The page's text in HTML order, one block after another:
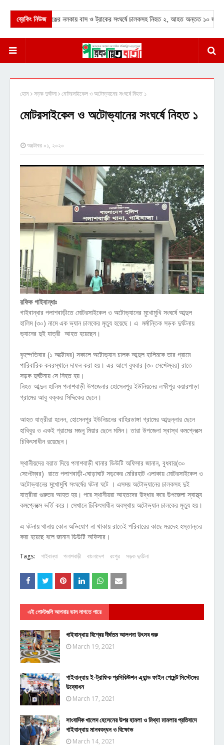
ব্রেকিং নিউজ
★সিরাজগঞ্জের নলকায় বাস ও ট্রাকের সংঘর্ষে চালকসহ নিহত ২, আহত অন্তত ১০ জন।
হোম সড়ক দুর্ঘটনা মোটরসাইকেল ও অটোভ্যানের সংঘর্ষে নিহত ১
মোটরসাইকেল ও অটোভ্যানের সংঘর্ষে নিহত ১
অক্টোবর ০১, ২০২০
রফিক গাইবান্ধাঃ
গাইবান্ধার পলাশবাড়ীতে মোটরসাইকেল ও অটোভ্যানের মুখোমুখি সংঘর্ষে আব্দুল
হালিম (৩০) নামে এক ভ্যান চালকের মৃত্যু হয়েছে। এ মর্মান্তিক সড়ক দুর্ঘটনায়
ভ্যানের দুই যাত্রী আহত হয়েছেন।
বৃহস্পতিবার (১ অক্টোবর) সকালে অটোভ্যান চালক আব্দুল হালিমকে তার গ্রামে
পারিবারিক কবরস্থানে দাফন করা হয়। এর আগে বুধবার (৩০ সেপ্টেম্বর) রাতে
সড়ক দুর্ঘটনায় সে নিহত হয়।
নিহত আব্দুল হালিম পলাশবাড়ী উপজেলার হোসেনপুর ইউনিয়নের লক্ষীপুর কয়ারপাড়া
গ্রামের আবু বক্কর সিদ্দিকের ছেলে।
আহত যাত্রীরা হলেন, হোসেনপুর ইউনিয়নের বাহিরডাঙ্গা গ্রামের আব্দুল্লার ছেলে
হাবিবুর ও একই গ্রামের মজনু মিয়ার ছেলে মমিন। তারা উপজেলা স্বাস্থ কমপ্লেক্সে
চিকিৎসাধীন রয়েছেন।
স্থানীয়দের বরাত দিয়ে পলাশবাড়ী থানার ডিউটি অফিসার জানান, বুধবার(৩০
সেপ্টেম্বর) রাতে পলাশবাড়ী-ঘোড়াঘাট সড়কের মেরিরহাট এলাকায় মোটরসাইকেল ও
অটোভ্যানের মুখোমুখি সংঘর্ষের ঘটনা ঘটে । এসময় অটোভ্যানের চালকসহ দুই
যাত্রীরা গুরুতর আহত হয়। পরে স্থানীয়রা আহতদের উদ্ধার করে উপজেলা স্বাস্থ্য
কমপ্লেক্সে ভর্তি করে। সেখানে চিকিৎসাধীন অবস্থায় অটোভ্যান চালকের মৃত্যু হয়।
এ ঘটনায় থানায় কোন অভিযোগ না থাকায় রাতেই পরিবারের কাছে মরদেহ হস্তান্তর
করা হয়েছে বলে জানান ডিউটি অফিসার।
Tags: গাইবান্ধা পলাশবাড়ী বাংলাদেশ রংপুর সড়ক দুর্ঘটনা
এই পোস্টগুলি আপনার ভাল লাগতে পারে
গাইবান্ধায় বিশ্বের দীর্ঘতম আলপনা উৎসব শুরু
March 19, 2021
গাইবান্ধায় ই-ট্রাফিক প্রসিকিউশন এ্যান্ড ফাইন পেমেন্ট সিস্টেমের
উদ্বোধন
March 17, 2021
সাংবাদিক খালেদ হেসেনের উপর হামলা ও মিথ্যা মামলার প্রতিবাদে
গাইবান্ধায় মানববন্ধন ও বিক্ষোভ
March 14, 2021